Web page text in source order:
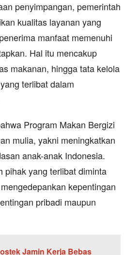
penyimpangan, pemerintah
kualitas layanan yang
manfaat memenuhi
Hal itu mencakup
makanan, hingga tata kelola
terlibat dalam
Program Makan Bergizi
mulia, yakni meningkatkan
anak-anak Indonesia.
pihak yang terlibat diminta
kepentingan
pribadi maupun
Jamin Kerja Bebas